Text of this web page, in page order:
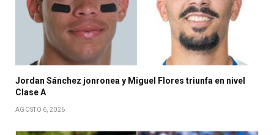
Jordan Sánchez jonronea y Miguel Flores triunfa en nivel
Clase A
AGOSTO 6, 2026